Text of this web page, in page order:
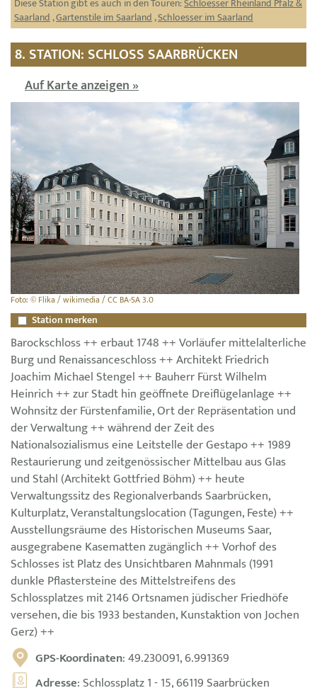
Saarland,Gartenstile im Saarland,Schloesser im Saarland
8. STATION: SCHLOSS SAARBRÜCKEN
Auf Karte anzeigen »
Foto: © Flika / wikimedia / CC BA-SA 3.0
Station merken
Barockschloss ++ erbaut 1748 ++ Vorläufer mittelalterliche
Burg und Renaissanceschloss ++ Architekt Friedrich
Joachim Michael Stengel ++ Bauherr Fürst Wilhelm
Heinrich ++ zur Stadt hin geöffnete Dreiflügelanlage ++
Wohnsitz der Fürstenfamilie, Ort der Repräsentation und
der Verwaltung ++ während der Zeit des
Nationalsozialismus eine Leitstelle der Gestapo ++ 1989
Restaurierung und zeitgenössischer Mittelbau aus Glas
und Stahl (Architekt Gottfried Böhm) ++ heute
Verwaltungssitz des Regionalverbands Saarbrücken,
Kulturplatz, Veranstaltungslocation (Tagungen, Feste) ++
Ausstellungsräume des Historischen Museums Saar,
ausgegrabene Kasematten zugänglich ++ Vorhof des
Schlosses ist Platz des Unsichtbaren Mahnmals (1991
dunkle Pflastersteine des Mittelstreifens des
Schlossplatzes mit 2146 Ortsnamen jüdischer Friedhöfe
versehen, die bis 1933 bestanden, Kunstaktion von Jochen
Gerz) ++
GPS-Koordinaten: 49.230091, 6.991369
Adresse: Schlossplatz 1 - 15, 66119 Saarbrücken